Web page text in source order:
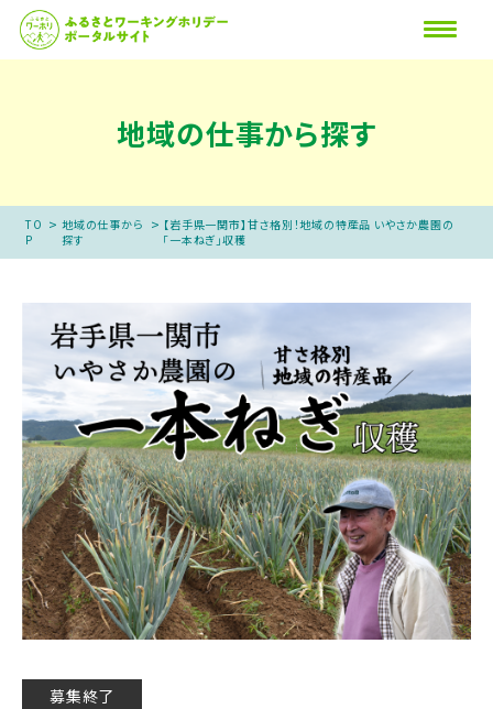
地域の仕事から探す
TO
P
> 地域の仕事から
探す
> 【岩手県一関市】甘さ格別！地域の特産品 いやさか農園の
「一本ねぎ」収穫
募集終了